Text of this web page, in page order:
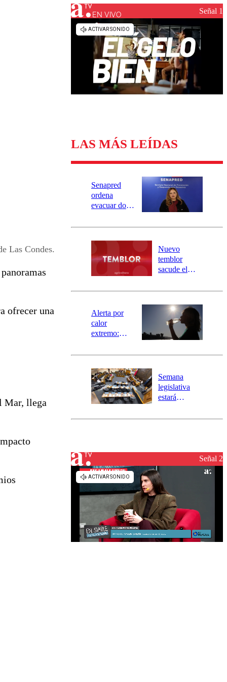
Universidad de Chile
Sustentabilidad
Las Condes.
ofrecer una
Mar, llega
EN VIVO Señal 1
LAS MÁS LEÍDAS
Senapred
ordena
evacuar dos
Carahue por
río Damas:
activa
mensajería
SAE
Nuevo
temblor
sacude el
revisa la
epicentro
Alerta por
calor
extremo:
activa Alerta
Preventiva en
tres comunas
Semana
legislativa
estará
el fin de la
reconstrucciónSeñal 2